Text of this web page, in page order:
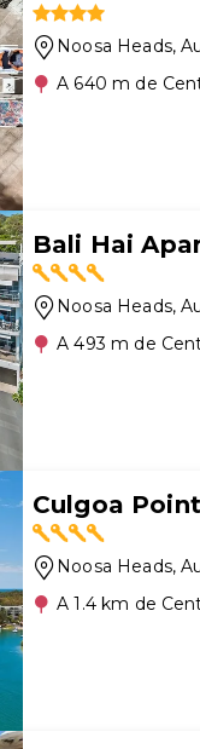
Noosa Heads,
A 640 m de
Bali Hai
Noosa Heads,
A 493 m de
Culgoa
Noosa Heads,
A 1.4 km de